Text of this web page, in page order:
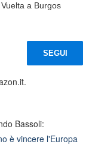
Vuelta a Burgos
SEGUI
Bassoli:
è vincere l'Europa